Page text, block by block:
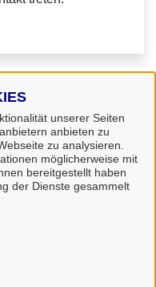
unserer Seiten
anbieten zu
zu analysieren.
möglicherweise mit
bereitgestellt haben
der Dienste gesammelt
von Mein